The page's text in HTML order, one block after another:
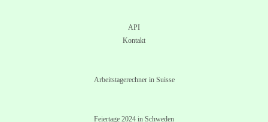
API
Kontakt
Arbeitstagerechner in Suisse
Feiertage 2024 in Schweden